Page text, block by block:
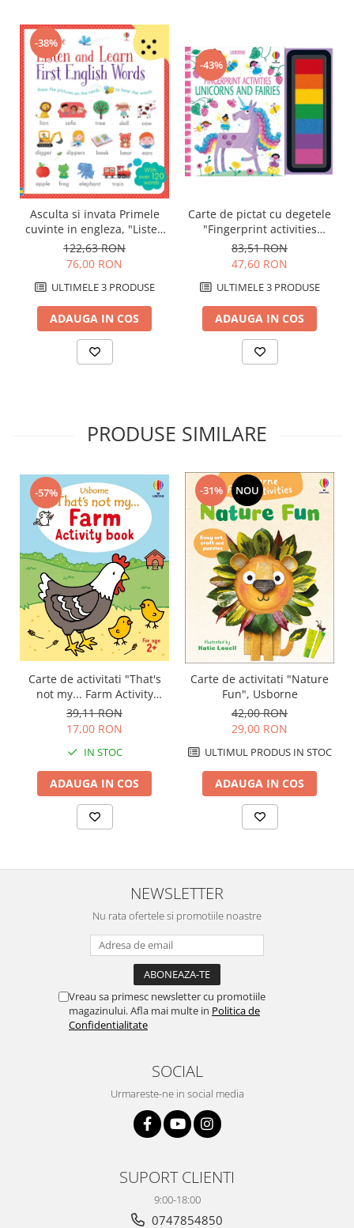
-38%
Asculta si invata Primele
cuvinte in engleza, "Listen
and Learn First English
Words", Usborne
122,63 RON
76,00 RON
ULTIMELE 3 PRODUSE
ADAUGA IN COS
-43%
Carte de pictat cu degetele
"Fingerprint activities
Unicorns and Fairies",
Usborne
83,51 RON
47,60 RON
ULTIMELE 3 PRODUSE
ADAUGA IN COS
PRODUSE SIMILARE
-57%
Carte de activitati "That's
not my... Farm Activity
Book", 2 ani+, Usborne
39,11 RON
17,00 RON
IN STOC
ADAUGA IN COS
-31% NOU
Carte de activitati "Nature
Fun", Usborne
42,00 RON
29,00 RON
ULTIMUL PRODUS IN STOC
ADAUGA IN COS
NEWSLETTER
Nu rata ofertele si promotiile noastre
Vreau sa primesc newsletter cu promotiile
magazinului. Afla mai multe in Politica de
Confidentialitate
SOCIAL
Urmareste-ne in social media
SUPORT CLIENTI
9:00-18:00
0747854850